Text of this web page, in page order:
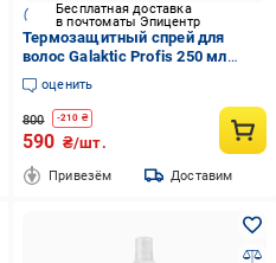
Бесплатная доставка
в почтоматы Эпицентр
Термозащитный спрей для
волос Galaktic Profis 250 мл
(2527681224)
оценить
800 -210 ₴
590 ₴/шт.
Привезём Доставим